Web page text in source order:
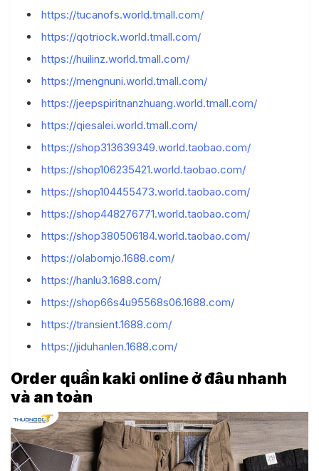
https://tucanofs.world.tmall.com/
https://qotriock.world.tmall.com/
https://huilinz.world.tmall.com/
https://mengnuni.world.tmall.com/
https://jeepspiritnanzhuang.world.tmall.com/
https://qiesalei.world.tmall.com/
https://shop313639349.world.taobao.com/
https://shop106235421.world.taobao.com/
https://shop104455473.world.taobao.com/
https://shop448276771.world.taobao.com/
https://shop380506184.world.taobao.com/
https://olabomjo.1688.com/
https://hanlu3.1688.com/
https://shop66s4u95568s06.1688.com/
https://transient.1688.com/
https://jiduhanlen.1688.com/
Order quần kaki online ở đâu nhanh
và an toàn